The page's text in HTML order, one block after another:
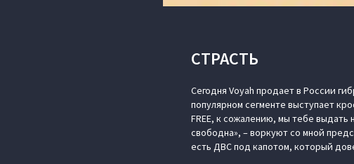
СТРАСТЬ
Сегодня Voyah продает в России
популярном сегменте выступает
FREE, к сожалению, мы тебе выдать
свободна», – воркуют со мной
есть ДВС под капотом, который